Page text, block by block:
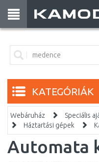
KATEGÓRIÁK
Webáruház Speciális
Háztartási gépek
Automata